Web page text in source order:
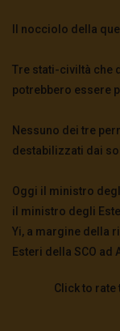
Il nocciolo della
Tre stati-civiltà che
potrebbero essere
Nessuno dei tre
destabilizzati dai
Oggi il ministro
il ministro degli
Yi, a margine della
Esteri della SCO ad
Click to rate